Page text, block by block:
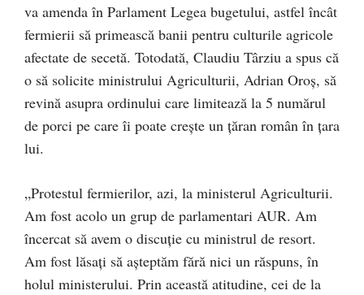
va amenda în Parlament Legea bugetului, astfel încât
fermierii să primească banii pentru culturile agricole
afectate de secetă. Totodată, Claudiu Târziu a spus că
o să solicite ministrului Agriculturii, Adrian Oroș, să
revină asupra ordinului care limitează la 5 numărul
de porci pe care îi poate crește un țăran român în țara
lui.
„Protestul fermierilor, azi, la ministerul Agriculturii.
Am fost acolo un grup de parlamentari AUR. Am
încercat să avem o discuție cu ministrul de resort.
Am fost lăsați să așteptăm fără nici un răspuns, în
holul ministerului. Prin această atitudine, cei de la